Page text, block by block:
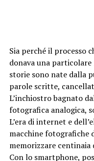
Sia perché il processo
donava una particolare
storie sono nate dalla
parole scritte,
L’inchiostro bagnato
fotografica analogica,
L’era di internet e
macchine fotografiche
memorizzare
Con lo smartphone,